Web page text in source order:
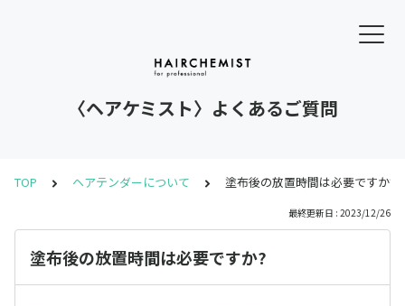
〈ヘアケミスト〉よくあるご質問
TOP ヘアテンダーについて 塗布後の放置時間は必要ですか?
最終更新日 : 2023/12/26
塗布後の放置時間は必要ですか?